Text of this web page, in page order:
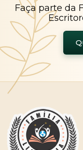
Faça parte da